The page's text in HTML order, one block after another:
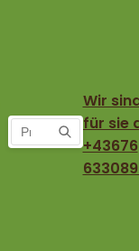
Wir
für sie
+43676